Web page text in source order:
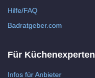
Hilfe/FAQ
Badratgeber.com
Für Küchenexperten
Infos für Anbieter